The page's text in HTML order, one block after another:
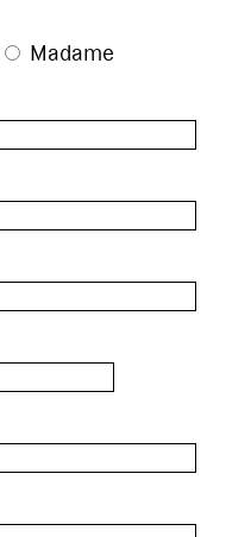
Madame